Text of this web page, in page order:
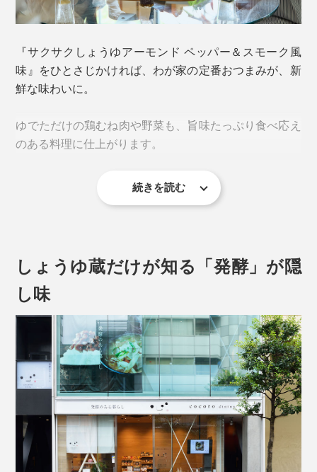
加えることで、ますます、香り高く。
サクサクした食感と香ばしさが、料理の味を、引き立て
てくれます。
『サクサクしょうゆアーモンド ペッパー＆スモーク風
味』をひとさじかければ、わが家の定番おつまみが、新
鮮な味わいに。
ゆでただけの鶏むね肉や野菜も、旨味たっぷり食べ応え
のある料理に仕上がります。
マヨネーズをプラスすると、さらにコクがアップ。蒸し
た野菜をディップしても良し、あえても良し、これがめ
ちゃくちゃおいしい！
続きを読む
しょうゆ蔵だけが知る「発酵」が隠
し味